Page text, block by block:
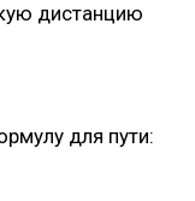
дистанцию
для пути: